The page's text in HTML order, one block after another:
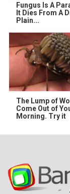
Fungus Is A
It Dies From A
Plain...
The Lump of
Come Out of
Morning. Try it